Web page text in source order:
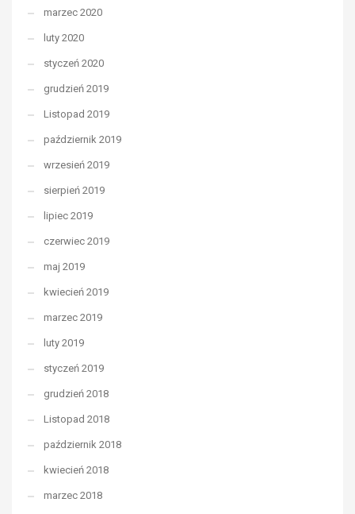
marzec 2020
luty 2020
styczeń 2020
grudzień 2019
Listopad 2019
październik 2019
wrzesień 2019
sierpień 2019
lipiec 2019
czerwiec 2019
maj 2019
kwiecień 2019
marzec 2019
luty 2019
styczeń 2019
grudzień 2018
Listopad 2018
październik 2018
kwiecień 2018
marzec 2018